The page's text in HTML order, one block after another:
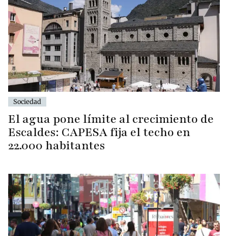
Sociedad
El agua pone límite al crecimiento de
Escaldes: CAPESA fija el techo en
22.000 habitantes